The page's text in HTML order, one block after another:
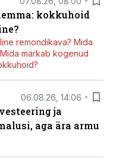
kokkuhoid
remondikava? Mida
märkab kogenud
06.08.26, 14:06
ja
aga ära armu